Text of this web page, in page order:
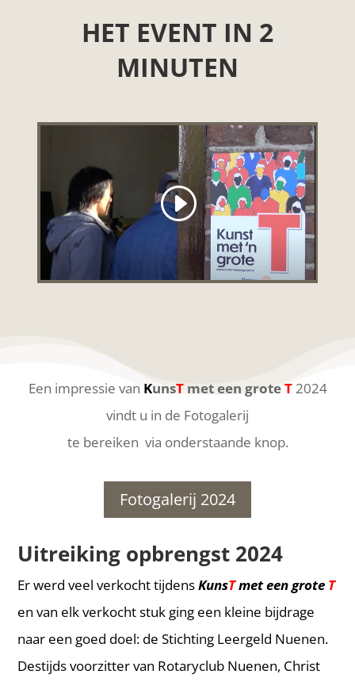
HET EVENT IN 2
MINUTEN
Een impressie van KunsTmet een groteT2024
vindt u in de Fotogalerij
te bereiken via onderstaande knop.
Fotogalerij 2024
Uitreiking opbrengst 2024
Er werd veel verkocht tijdensKunsTmet een grote T
en van elk verkocht stuk ging een kleine bijdrage
naar een goed doel: de Stichting Leergeld Nuenen.
Destijds voorzitter van Rotaryclub Nuenen, Christ